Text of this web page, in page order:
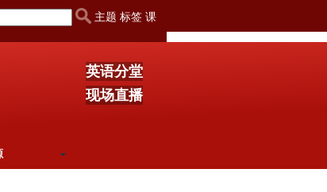
主题 标签 课
英语分堂
现场直播